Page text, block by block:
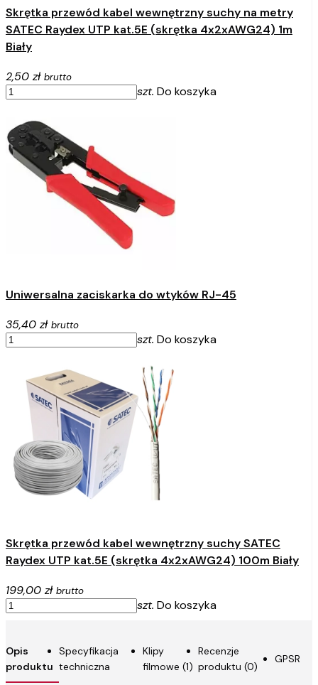
Skrętka przewód kabel wewnętrzny suchy na metry
SATEC Raydex UTP kat.5E (skrętka 4x2xAWG24) 1m
Biały
2,50 zł brutto
szt. Do koszyka
Uniwersalna zaciskarka do wtyków RJ-45
35,40 zł brutto
szt. Do koszyka
Skrętka przewód kabel wewnętrzny suchy SATEC
Raydex UTP kat.5E (skrętka 4x2xAWG24) 100m Biały
199,00 zł brutto
szt. Do koszyka
Opis
produktu
Specyfikacja
techniczna
GPSR
Klipy
filmowe (1)
Recenzje
produktu (0)